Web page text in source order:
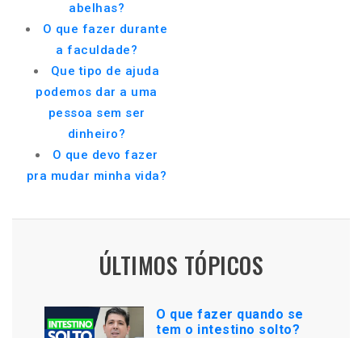
abelhas?
O que fazer durante
a faculdade?
Que tipo de ajuda
podemos dar a uma
pessoa sem ser
dinheiro?
O que devo fazer
pra mudar minha vida?
ÚLTIMOS TÓPICOS
O que fazer quando se
tem o intestino solto?